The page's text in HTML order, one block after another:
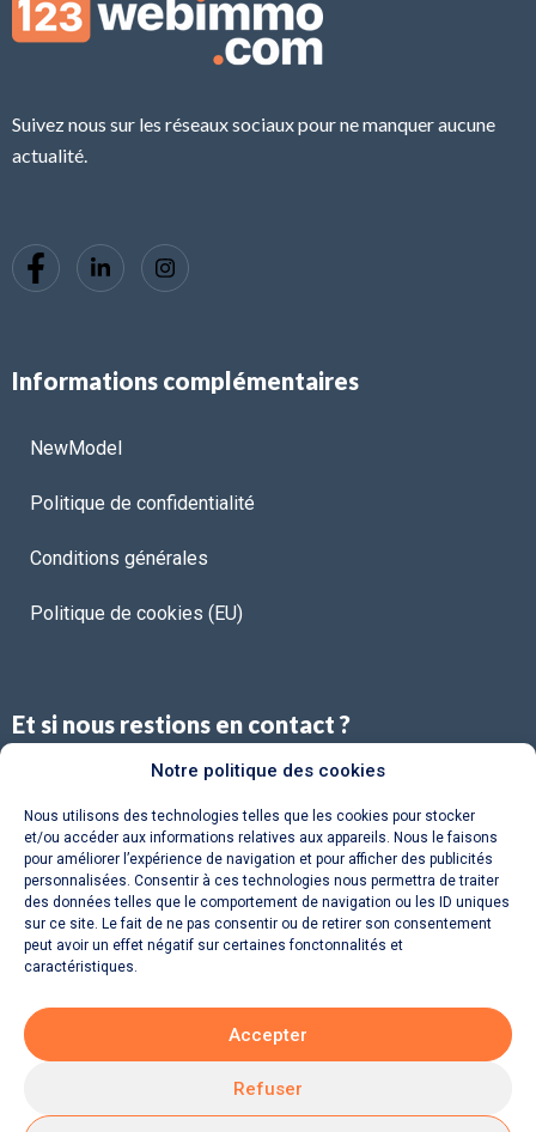
Notre politique des cookies
Nous utilisons des technologies telles que les cookies pour stocker
et/ou accéder aux informations relatives aux appareils. Nous le faisons
pour améliorer l’expérience de navigation et pour afficher des publicités
personnalisées. Consentir à ces technologies nous permettra de traiter
des données telles que le comportement de navigation ou les ID uniques
sur ce site. Le fait de ne pas consentir ou de retirer son consentement
peut avoir un effet négatif sur certaines fonctonnalités et
caractéristiques.
Accepter
Refuser
Suivez nous sur les réseaux sociaux pour ne manquer aucune
actualité.
Informations complémentaires
NewModel
Politique de confidentialité
Conditions générales
Politique de cookies (EU)
Et si nous restions en contact ?
Restez au courant de nos dernières actualités !
S'INSCRIRE
2023 - Franchise immobilière 123webimmo.com. Tous
droits réservés.
Home (Temp) Elementor Timeline Widget